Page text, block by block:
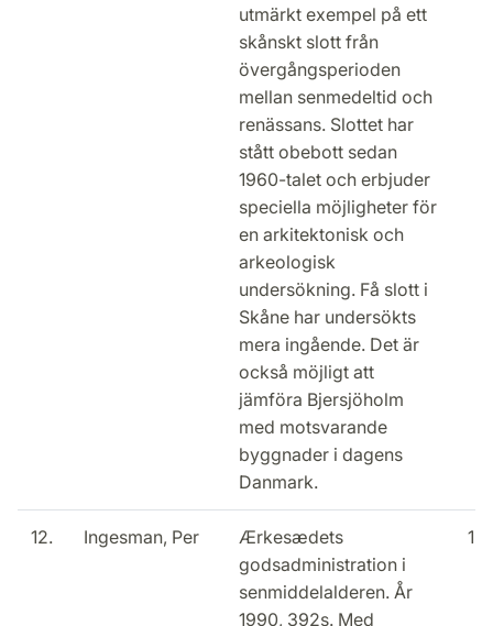
utmärkt exempel på ett
skånskt slott från
övergångsperioden
mellan senmedeltid och
renässans. Slottet har
stått obebott sedan
1960-talet och erbjuder
speciella möjligheter för
en arkitektonisk och
arkeologisk
undersökning. Få slott i
Skåne har undersökts
mera ingående. Det är
också möjligt att
jämföra Bjersjöholm
med motsvarande
byggnader i dagens
Danmark.
12. Ingesman, Per
Ærkesædets
godsadministration i
senmiddelalderen. År
1990, 392s. Med